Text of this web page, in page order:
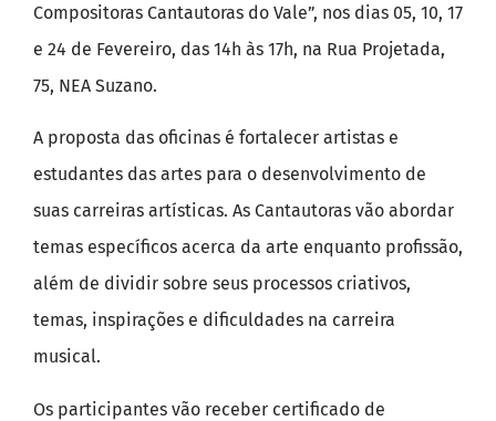
Compositoras Cantautoras do Vale”, nos dias 05, 10, 17
e 24 de Fevereiro, das 14h às 17h, na Rua Projetada,
75, NEA Suzano.
A proposta das oficinas é fortalecer artistas e
estudantes das artes para o desenvolvimento de
suas carreiras artísticas. As Cantautoras vão abordar
temas específicos acerca da arte enquanto profissão,
além de dividir sobre seus processos criativos,
temas, inspirações e dificuldades na carreira
musical.
Os participantes vão receber certificado de